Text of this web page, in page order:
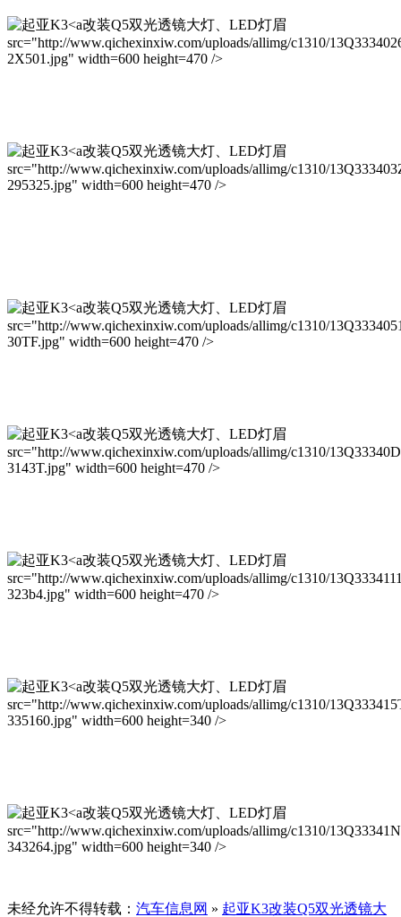
改装Q5双光透镜大灯、LED灯眉
src="http://www.qichexinxiw.com/uploads/allimg/c1310/
2X501.jpg" width=600 height=470 />
改装Q5双光透镜大灯、LED灯眉
src="http://www.qichexinxiw.com/uploads/allimg/c1310/
295325.jpg" width=600 height=470 />
改装Q5双光透镜大灯、LED灯眉
src="http://www.qichexinxiw.com/uploads/allimg/c1310/
30TF.jpg" width=600 height=470 />
改装Q5双光透镜大灯、LED灯眉
src="http://www.qichexinxiw.com/uploads/allimg/c1310/
3143T.jpg" width=600 height=470 />
改装Q5双光透镜大灯、LED灯眉
src="http://www.qichexinxiw.com/uploads/allimg/c1310/
323b4.jpg" width=600 height=470 />
改装Q5双光透镜大灯、LED灯眉
src="http://www.qichexinxiw.com/uploads/allimg/c1310/
335160.jpg" width=600 height=340 />
改装Q5双光透镜大灯、LED灯眉
src="http://www.qichexinxiw.com/uploads/allimg/c1310/
343264.jpg" width=600 height=340 />
未经允许不得转载： 汽车信息网 » 起亚K3改装Q5双光透镜大